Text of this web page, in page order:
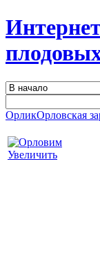
ОрликОрловская
Увеличить